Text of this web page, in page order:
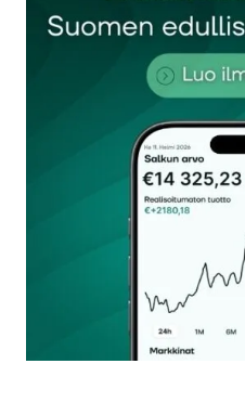
Sähköpostiosoitettasi ei
kentät on merkitty*
Kommentti*
Nimesi tai nimimerkkisi
Sähköpostiosoitteesi